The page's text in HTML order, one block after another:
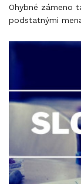
Ohybné zámeno
podstatnými